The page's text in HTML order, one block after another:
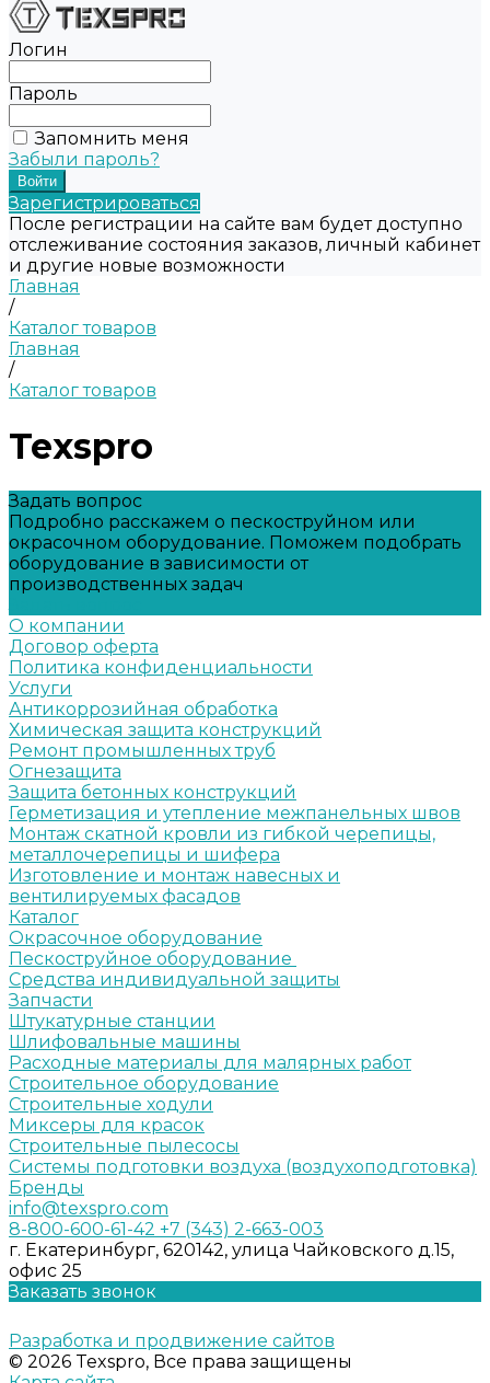
Логин
Пароль
Запомнить меня
Забыли пароль?
Зарегистрироваться
После регистрации на сайте вам будет доступно
отслеживание состояния заказов, личный кабинет
и другие новые возможности
Главная
/
Каталог товаров
Главная
/
Каталог товаров
Texspro
Задать вопрос
Подробно расскажем о пескоструйном или
окрасочном оборудование. Поможем подобрать
оборудование в зависимости от
производственных задач
О компании
Договор оферта
Политика конфиденциальности
Услуги
Антикоррозийная обработка
Химическая защита конструкций
Ремонт промышленных труб
Огнезащита
Защита бетонных конструкций
Герметизация и утепление межпанельных швов
Монтаж скатной кровли из гибкой черепицы,
металлочерепицы и шифера
Изготовление и монтаж навесных и
вентилируемых фасадов
Каталог
Окрасочное оборудование
Пескоструйное оборудование
Средства индивидуальной защиты
Запчасти
Штукатурные станции
Шлифовальные машины
Расходные материалы для малярных работ
Строительное оборудование
Строительные ходули
Миксеры для красок
Строительные пылесосы
Системы подготовки воздуха (воздухоподготовка)
Бренды
info@texspro.com
8-800-600-61-42 +7 (343) 2-663-003
г. Екатеринбург, 620142, улица Чайковского д.15,
офис 25
Заказать звонок
Разработка и продвижение сайтов
© 2026 Texspro, Все права защищены